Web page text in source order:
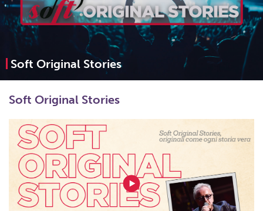
Soft Original Stories
Soft Original Stories